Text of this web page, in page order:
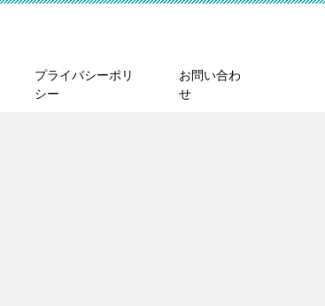
プライバシーポリ
シー
お問い合わ
せ